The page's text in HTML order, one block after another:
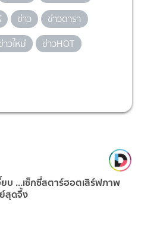
ข่าว
ข่าวดารา
าวใหม่
ข่าวHOT
ยบ ...เซ็กซี่สตาร์ฮอตเสิร์ฟภาพ
สุดจึ้ง